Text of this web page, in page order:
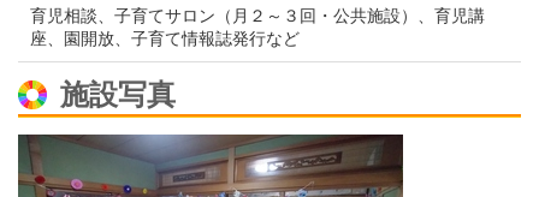
育児相談、子育てサロン（月２～３回・公共施設）、育児講
座、園開放、子育て情報誌発行など
施設写真